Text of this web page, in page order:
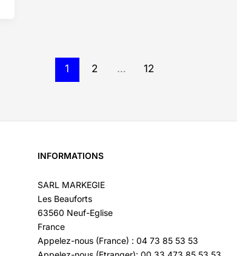
1 2 … 12
INFORMATIONS
SARL MARKEGIE
Les Beauforts
63560 Neuf-Eglise
France
Appelez-nous (France) : 04 73 85 53 53